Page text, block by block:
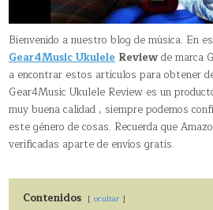
Bienvenido a nuestro blog de música. En
Gear4Music UkuleleReviewde marca
a encontrar estos artículos para obtener
Gear4Music Ukulele Review es un
muy buena calidad , siempre podemos
este género de cosas. Recuerda que
verificadas aparte de envíos gratis.
Contenidos ocultar